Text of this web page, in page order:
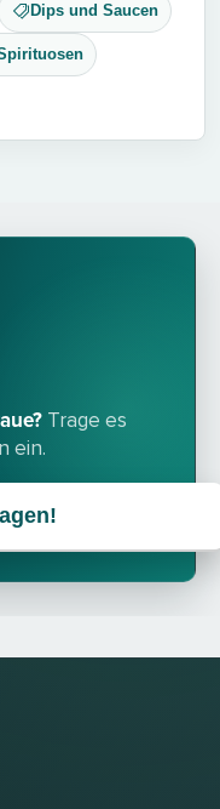
Dips und Saucen
Trage es
ein.